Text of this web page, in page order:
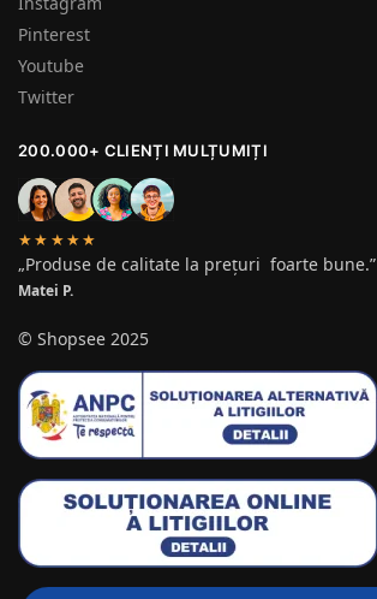
Pinterest
Youtube
Twitter
200.000+ CLIENȚI MULȚUMIȚI
★★★★★
„Produse de calitate la prețuri foarte bune.”
Matei P.
© Shopsee 2025